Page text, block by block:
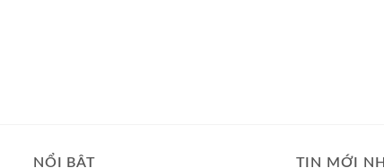
NỔI BẬT TIN MỚI